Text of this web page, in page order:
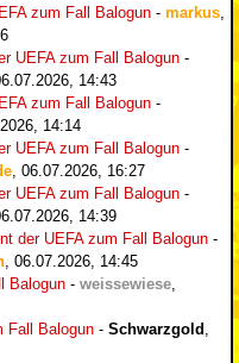
zum Fall Balogun - markus
UEFA zum Fall Balogun -
14:43
zum Fall Balogun -
14:14
UEFA zum Fall Balogun -
06.07.2026, 16:27
UEFA zum Fall Balogun -
14:39
der UEFA zum Fall Balogun -
06.07.2026, 14:45
Balogun - weissewiese
Fall Balogun - Schwarzgold